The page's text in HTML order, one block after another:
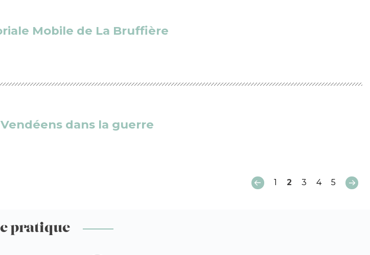
Mobile de La Bruffière
dans la guerre
1 2 3 4 5
pratique